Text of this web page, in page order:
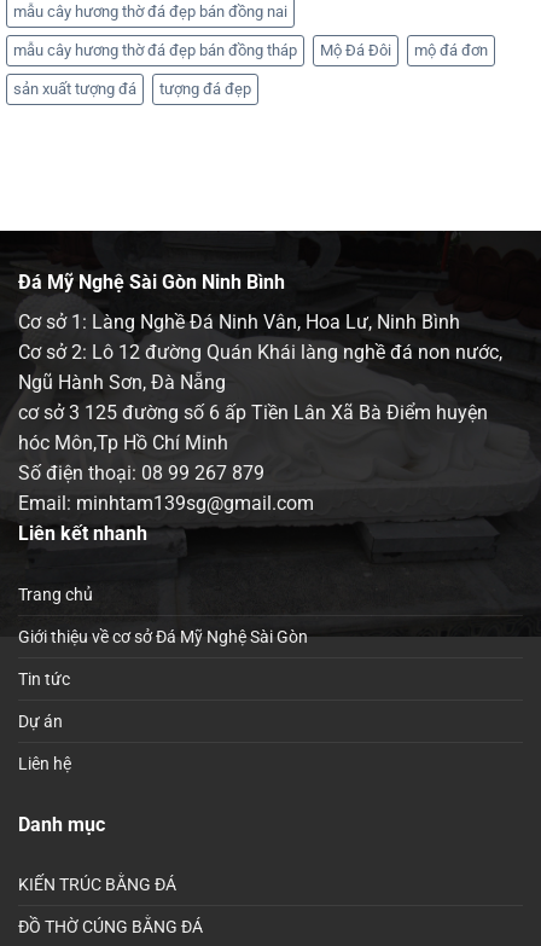
mẫu cây hương thờ đá đẹp bán đồng nai
mẫu cây hương thờ đá đẹp bán đồng tháp Mộ Đá Đôi mộ đá đơn
sản xuất tượng đá tượng đá đẹp
Đá Mỹ Nghệ Sài Gòn Ninh Bình
Cơ sở 1: Làng Nghề Đá Ninh Vân, Hoa Lư, Ninh Bình
Cơ sở 2: Lô 12 đường Quán Khái làng nghề đá non nước,
Ngũ Hành Sơn, Đà Nẵng
cơ sở 3 125 đường số 6 ấp Tiền Lân Xã Bà Điểm huyện
hóc Môn,Tp Hồ Chí Minh
Số điện thoại: 08 99 267 879
Email: minhtam139sg@gmail.com
Liên kết nhanh
Trang chủ
Giới thiệu về cơ sở Đá Mỹ Nghệ Sài Gòn
Tin tức
Dự án
Liên hệ
Danh mục
KIẾN TRÚC BẰNG ĐÁ
ĐỒ THỜ CÚNG BẰNG ĐÁ